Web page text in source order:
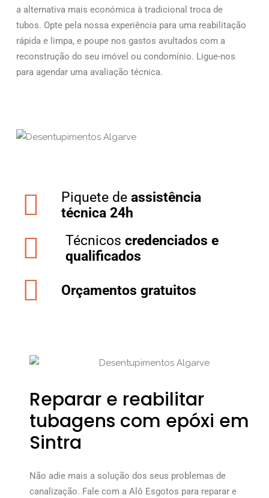
a alternativa mais económica à tradicional troca de
tubos. Opte pela nossa experiência para uma reabilitação
rápida e limpa, e poupe nos gastos avultados com a
reconstrução do seu imóvel ou condomínio. Ligue-nos
para agendar uma avaliação técnica.
Piquete de assistência
técnica 24h
Técnicos credenciados e
qualificados
Orçamentos gratuitos
Reparar e reabilitar
tubagens com epóxi em
Sintra
Não adie mais a solução dos seus problemas de
canalização. Fale com a Alô Esgotos para reparar e